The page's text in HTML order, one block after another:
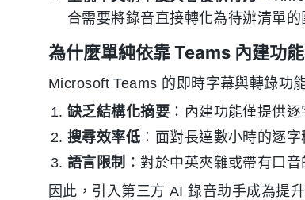
合需要將錄音直接轉化為待辦清單的
為什麼單純依靠 Teams 內建功
Microsoft Teams 的即時字幕與轉錄功
缺乏結構化摘要 ：內建功能僅提供
搜尋效率低 ：面對長達數小時的逐
語言限制 ：對於中英夾雜或帶有口
因此，引入第三方 AI 錄音助手成為提